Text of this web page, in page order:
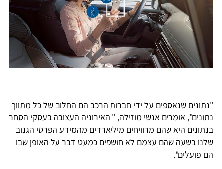
"נתונים שנאספים על ידי חברות הרכב הם החלום של כל מתווך
נתונים", אומרים אנשי מוזילה, "והאירוניה העצובה בעסקי הסחר
בנתונים היא שהם מרוויחים מיליארדים מהמידע הפרטי הגנוב
שלנו בשעה שהם עצמם לא חושפים כמעט דבר על האופן שבו
הם פועלים".